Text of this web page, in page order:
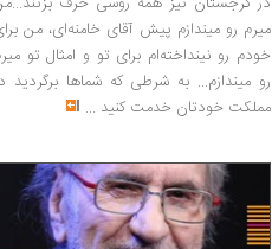
میرم رو میندازم پیش آقای خامنه‌ای، من
خودم رو نینداخته‌ام برای تو و امثال تو
رو میندازم... به شرطی که شماها برگردید
مملکت خودتان خدمت کنید ...